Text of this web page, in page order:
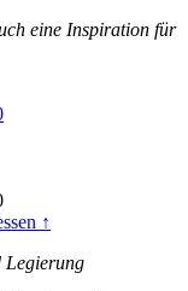
eine Inspiration für
↑
Legierung